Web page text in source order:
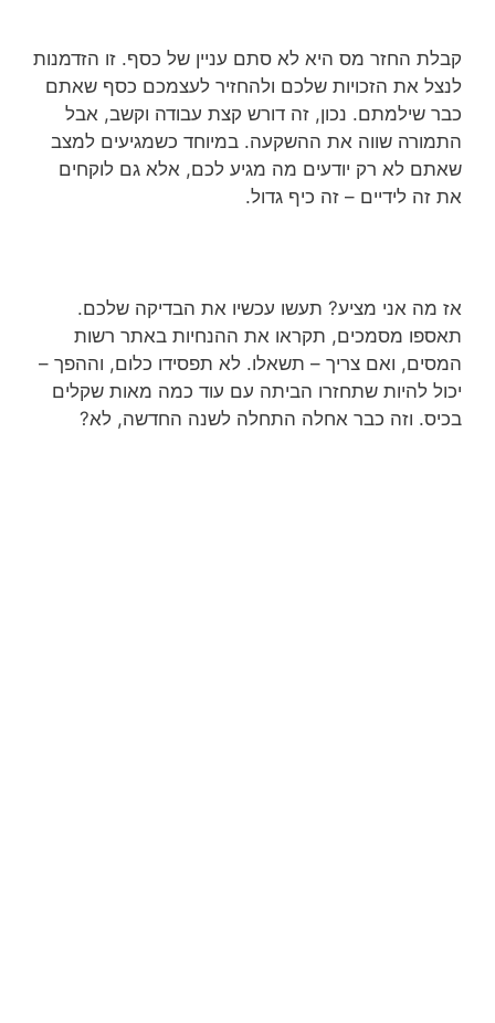
קבלת החזר מס היא לא סתם עניין של כסף. זו הזדמנות
לנצל את הזכויות שלכם ולהחזיר לעצמכם כסף שאתם
כבר שילמתם. נכון, זה דורש קצת עבודה וקשב, אבל
התמורה שווה את ההשקעה. במיוחד כשמגיעים למצב
שאתם לא רק יודעים מה מגיע לכם, אלא גם לוקחים
את זה לידיים – זה כיף גדול.
אז מה אני מציע? תעשו עכשיו את הבדיקה שלכם.
תאספו מסמכים, תקראו את ההנחיות באתר רשות
המסים, ואם צריך – תשאלו. לא תפסידו כלום, וההפך –
יכול להיות שתחזרו הביתה עם עוד כמה מאות שקלים
בכיס. וזה כבר אחלה התחלה לשנה החדשה, לא?